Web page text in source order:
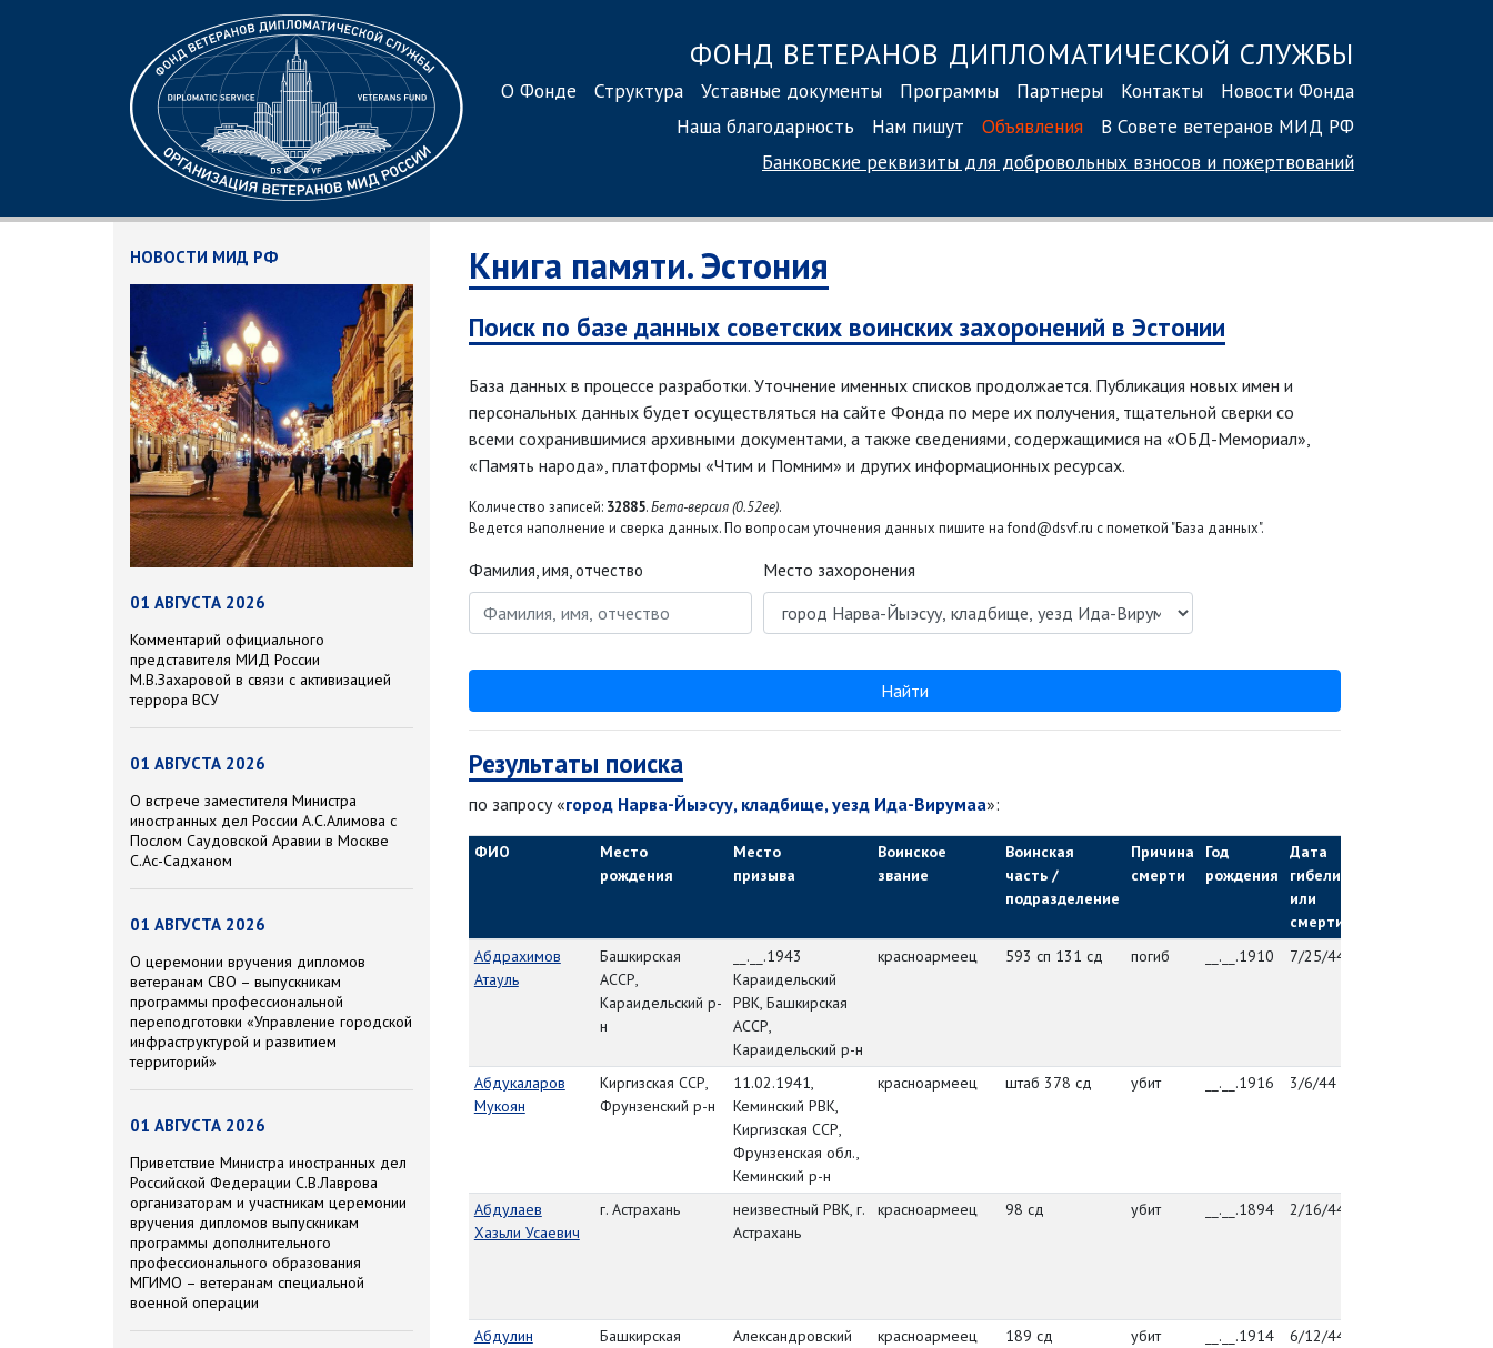
ФОНД ВЕТЕРАНОВ ДИПЛОМАТИЧЕСКОЙ СЛУЖБЫ
О Фонде Структура Уставные документы Программы Партнеры Контакты
Новости Фонда
Наша благодарность
Нам пишут Объявления
В Совете ветеранов МИД РФ
Банковские реквизиты для добровольных взносов и пожертвований
НОВОСТИ МИД РФ
01 АВГУСТА 2026
Комментарий официального
представителя МИД России
М.В.Захаровой в связи с активизацией
террора ВСУ
01 АВГУСТА 2026
О встрече заместителя Министра
иностранных дел России А.С.Алимова с
Послом Саудовской Аравии в Москве
С.Ас-Садханом
01 АВГУСТА 2026
О церемонии вручения дипломов
ветеранам СВО – выпускникам
программы профессиональной
переподготовки «Управление городской
инфраструктурой и развитием
территорий»
01 АВГУСТА 2026
Приветствие Министра иностранных дел
Российской Федерации С.В.Лаврова
организаторам и участникам церемонии
вручения дипломов выпускникам
программы дополнительного
профессионального образования
МГИМО – ветеранам специальной
военной операции
Книга памяти. Эстония
Поиск по базе данных советских воинских захоронений в Эстонии
База данных в процессе разработки. Уточнение именных списков продолжается. Публикация новых имен и
персональных данных будет осуществляться на сайте Фонда по мере их получения, тщательной сверки со
всеми сохранившимися архивными документами, а также сведениями, содержащимися на «ОБД-Мемориал»,
«Память народа», платформы «Чтим и Помним» и других информационных ресурсах.
Количество записей: 32885.Бета-версия (0.52ee).
Ведется наполнение и сверка данных. По вопросам уточнения данных пишите на fond@dsvf.ru с пометкой "База данных".
Фамилия, имя, отчество Место захоронения
Найти
Результаты поиска
по запросу «город Нарва-Йыэсуу, кладбище, уезд Ида-Вирумаа»:
ФИО
Место
рождения
Место
призыва
Воинское
звание
Воинская
часть /
подразделение
Причина
смерти
Год
рождения
Дата
гибели
или
смерти
Абдрахимов
Атауль
Башкирская
АССР,
Караидельский р-
н
__.__.1943
Караидельский
РВК, Башкирская
АССР,
Караидельский р-н
красноармеец 593 сп 131 сд погиб __.__.1910 7/25/44
Абдукаларов
Мукоян
Киргизская ССР,
Фрунзенский р-н
11.02.1941,
Кеминский РВК,
Киргизская ССР,
Фрунзенская обл.,
Кеминский р-н
красноармеец штаб 378 сд убит __.__.1916 3/6/44
Абдулаев
Хазьли Усаевич
г. Астрахань
неизвестный РВК, г.
Астрахань
красноармеец 98 сд убит __.__.1894 2/16/44
Абдулин
Башкирская
Александровский
красноармеец 189 сд убит __.__.1914 6/12/44